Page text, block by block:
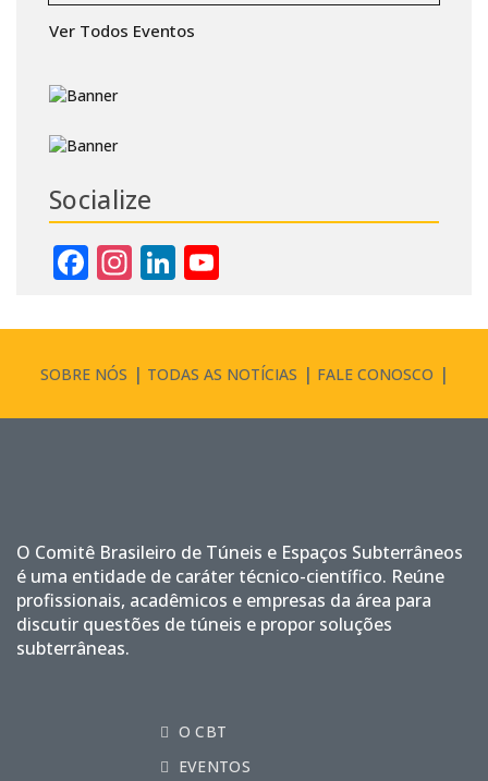
Ver Todos Eventos
Socialize
Facebook
Instagram
LinkedIn
SOBRE NÓS TODAS AS NOTÍCIAS FALE CONOSCO
O Comitê Brasileiro de Túneis e Espaços Subterrâneos
é uma entidade de caráter técnico-científico. Reúne
profissionais, acadêmicos e empresas da área para
discutir questões de túneis e propor soluções
subterrâneas.
O CBT
EVENTOS